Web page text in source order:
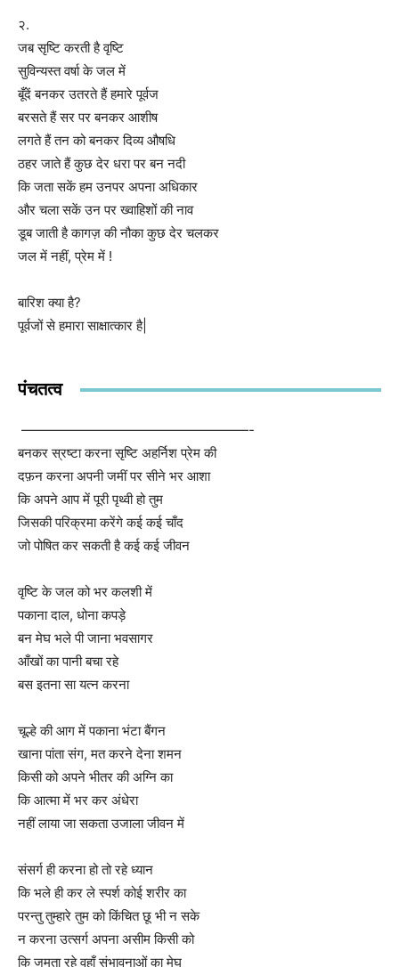
२.
जब सृष्टि करती है वृष्टि
सुविन्यस्त वर्षा के जल में
बूँदें बनकर उतरते हैं हमारे पूर्वज
बरसते हैं सर पर बनकर आशीष
लगते हैं तन को बनकर दिव्य औषधि
ठहर जाते हैं कुछ देर धरा पर बन नदी
कि जता सकें हम उनपर अपना अधिकार
और चला सकें उन पर ख्वाहिशों की नाव
डूब जाती है कागज़ की नौका कुछ देर चलकर
जल में नहीं, प्रेम में !
बारिश क्या है?
पूर्वजों से हमारा साक्षात्कार है|
पंचतत्व
—————————————————-
बनकर स्रष्टा करना सृष्टि अहर्निश प्रेम की
दफ़न करना अपनी जमीं पर सीने भर आशा
कि अपने आप में पूरी पृथ्वी हो तुम
जिसकी परिक्रमा करेंगे कई कई चाँद
जो पोषित कर सकती है कई कई जीवन
वृष्टि के जल को भर कलशी में
पकाना दाल, धोना कपड़े
बन मेघ भले पी जाना भवसागर
आँखों का पानी बचा रहे
बस इतना सा यत्न करना
चूल्हे की आग में पकाना भंटा बैंगन
खाना पांता संग, मत करने देना शमन
किसी को अपने भीतर की अग्नि का
कि आत्मा में भर कर अंधेरा
नहीं लाया जा सकता उजाला जीवन में
संसर्ग ही करना हो तो रहे ध्यान
कि भले ही कर ले स्पर्श कोई शरीर का
परन्तु तुम्हारे तुम को किंचित छू भी न सके
न करना उत्सर्ग अपना असीम किसी को
कि जमता रहे वहाँ संभावनाओं का मेघ